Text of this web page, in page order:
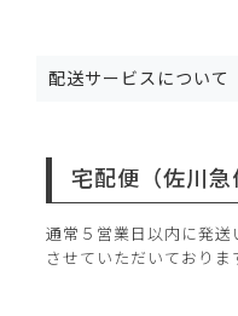
配送サービスについて
宅配便（佐川急
通常５営業日以内に発
させていただいておりま